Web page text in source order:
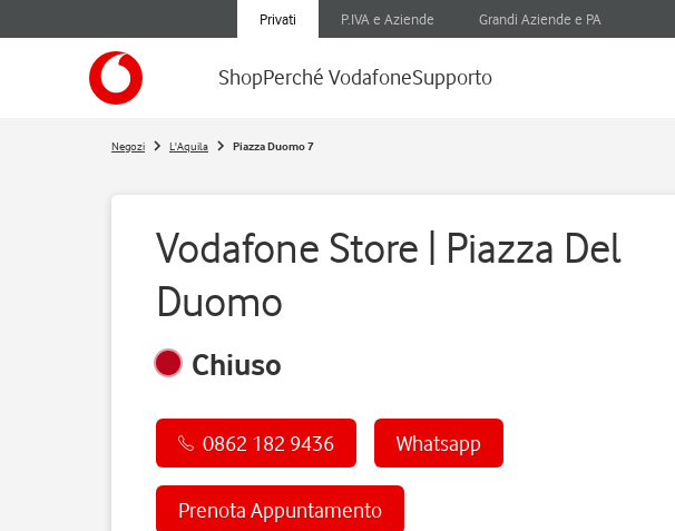
Privati P.IVA e Aziende Grandi Aziende e PA
ShopPerché VodafoneSupporto
Negozi L'Aquila Piazza Duomo 7
Vodafone Store | Piazza Del
Duomo
Chiuso
0862 182 9436 Whatsapp
Prenota Appuntamento